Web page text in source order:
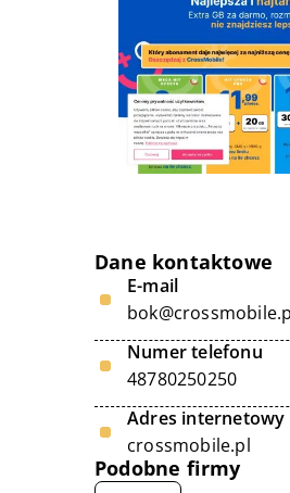
Dane kontaktowe
E-mail
Numer telefonu
48780250250
Adres internetowy
crossmobile.pl
Podobne firmy